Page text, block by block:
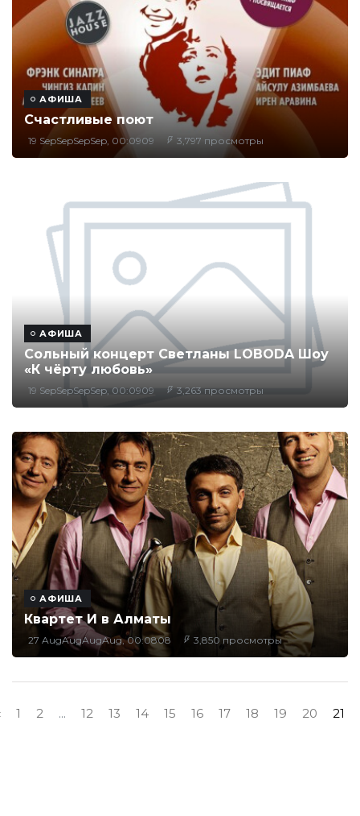
АФИША
Счастливые поют
19 SepSepSepSep, 00:0909 3,797 просмотры
АФИША
Сольный концерт Светланы LOBODA Шоу
«К чёрту любовь»
19 SepSepSepSep, 00:0909 3,263 просмотры
АФИША
Квартет И в Алматы
27 AugAugAugAug, 00:0808 3,850 просмотры
1 2 ... 12 13 14 15 16 17 18 19 20 21